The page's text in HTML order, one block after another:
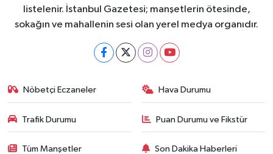
listelenir. İstanbul Gazetesi; manşetlerin ötesinde,
sokağın ve mahallenin sesi olan yerel medya organıdır.
Nöbetçi Eczaneler Hava Durumu
Trafik Durumu Puan Durumu ve Fikstür
Tüm Manşetler Son Dakika Haberleri